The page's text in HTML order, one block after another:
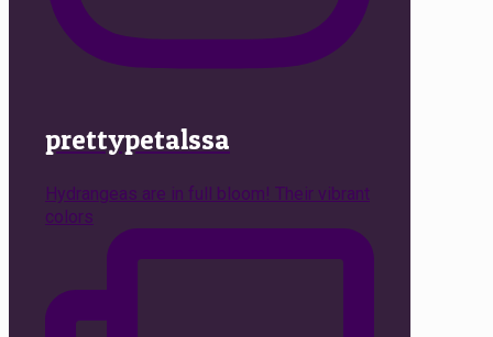
prettypetalssa
Hydrangeas are in full bloom! Their vibrant
colors